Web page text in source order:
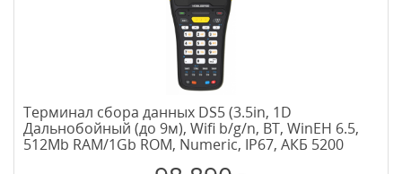
Терминал сбора данных DS5 (3.5in, 1D
Дальнобойный (до 9м), Wifi b/g/n, BT, WinEH 6.5,
512Mb RAM/1Gb ROM, Numeric, IP67, АКБ 5200